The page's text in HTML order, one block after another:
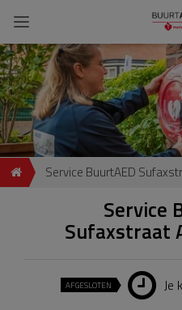
Service BuurtAED
Service
Sufaxstraat
AFGESLOTEN Je